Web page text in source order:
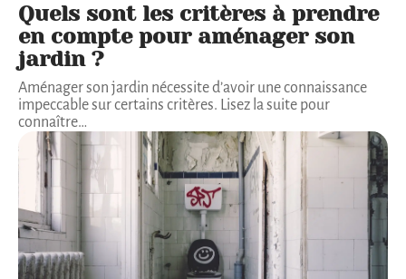
Quels sont les critères à prendre
en compte pour aménager son
jardin ?
Aménager son jardin nécessite d’avoir une connaissance
impeccable sur certains critères. Lisez la suite pour
connaître…